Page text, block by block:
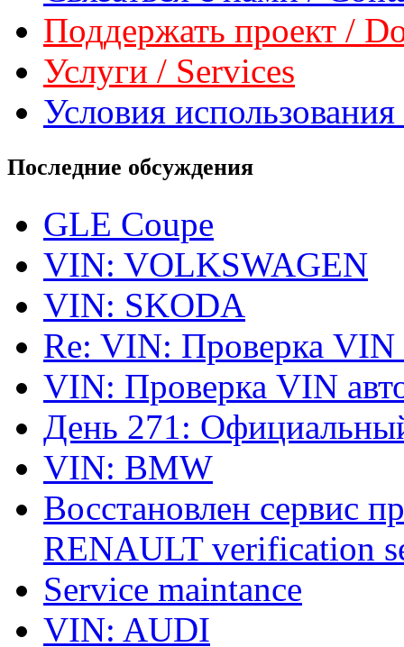
Поддержать проект /
Услуги / Services
Условия
Последние обсуждения
GLE Coupe
VIN: VOLKSWAGEN
VIN: SKODA
Re: VIN: Проверка VIN
VIN: Проверка VIN
День 271:
VIN: BMW
Восстановлен сервис
RENAULT verification
Service maintance
VIN: AUDI